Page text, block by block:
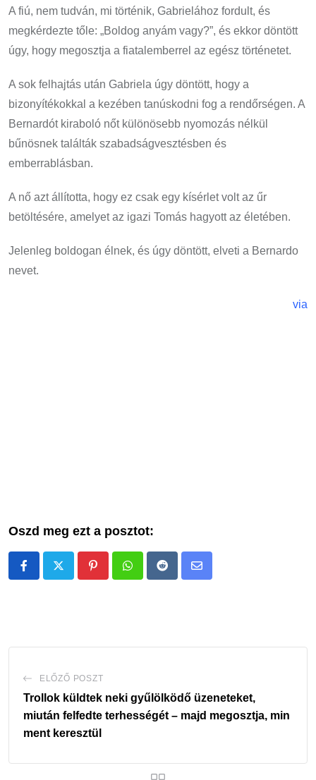
A fiú, nem tudván, mi történik, Gabrielához fordult, és
megkérdezte tőle: „Boldog anyám vagy?”, és ekkor döntött
úgy, hogy megosztja a fiatalemberrel az egész történetet.
A sok felhajtás után Gabriela úgy döntött, hogy a
bizonyítékokkal a kezében tanúskodni fog a rendőrségen. A
Bernardót kiraboló nőt különösebb nyomozás nélkül
bűnösnek találták szabadságvesztésben és
emberrablásban.
A nő azt állította, hogy ez csak egy kísérlet volt az űr
betöltésére, amelyet az igazi Tomás hagyott az életében.
Jelenleg boldogan élnek, és úgy döntött, elveti a Bernardo
nevet.
via
Oszd meg ezt a posztot:
PinterestWhatsappRedditShare
ELŐZŐ POSZT
Trollok küldtek neki gyűlölködő üzeneteket,
miután felfedte terhességét – majd megosztja, min
ment keresztül